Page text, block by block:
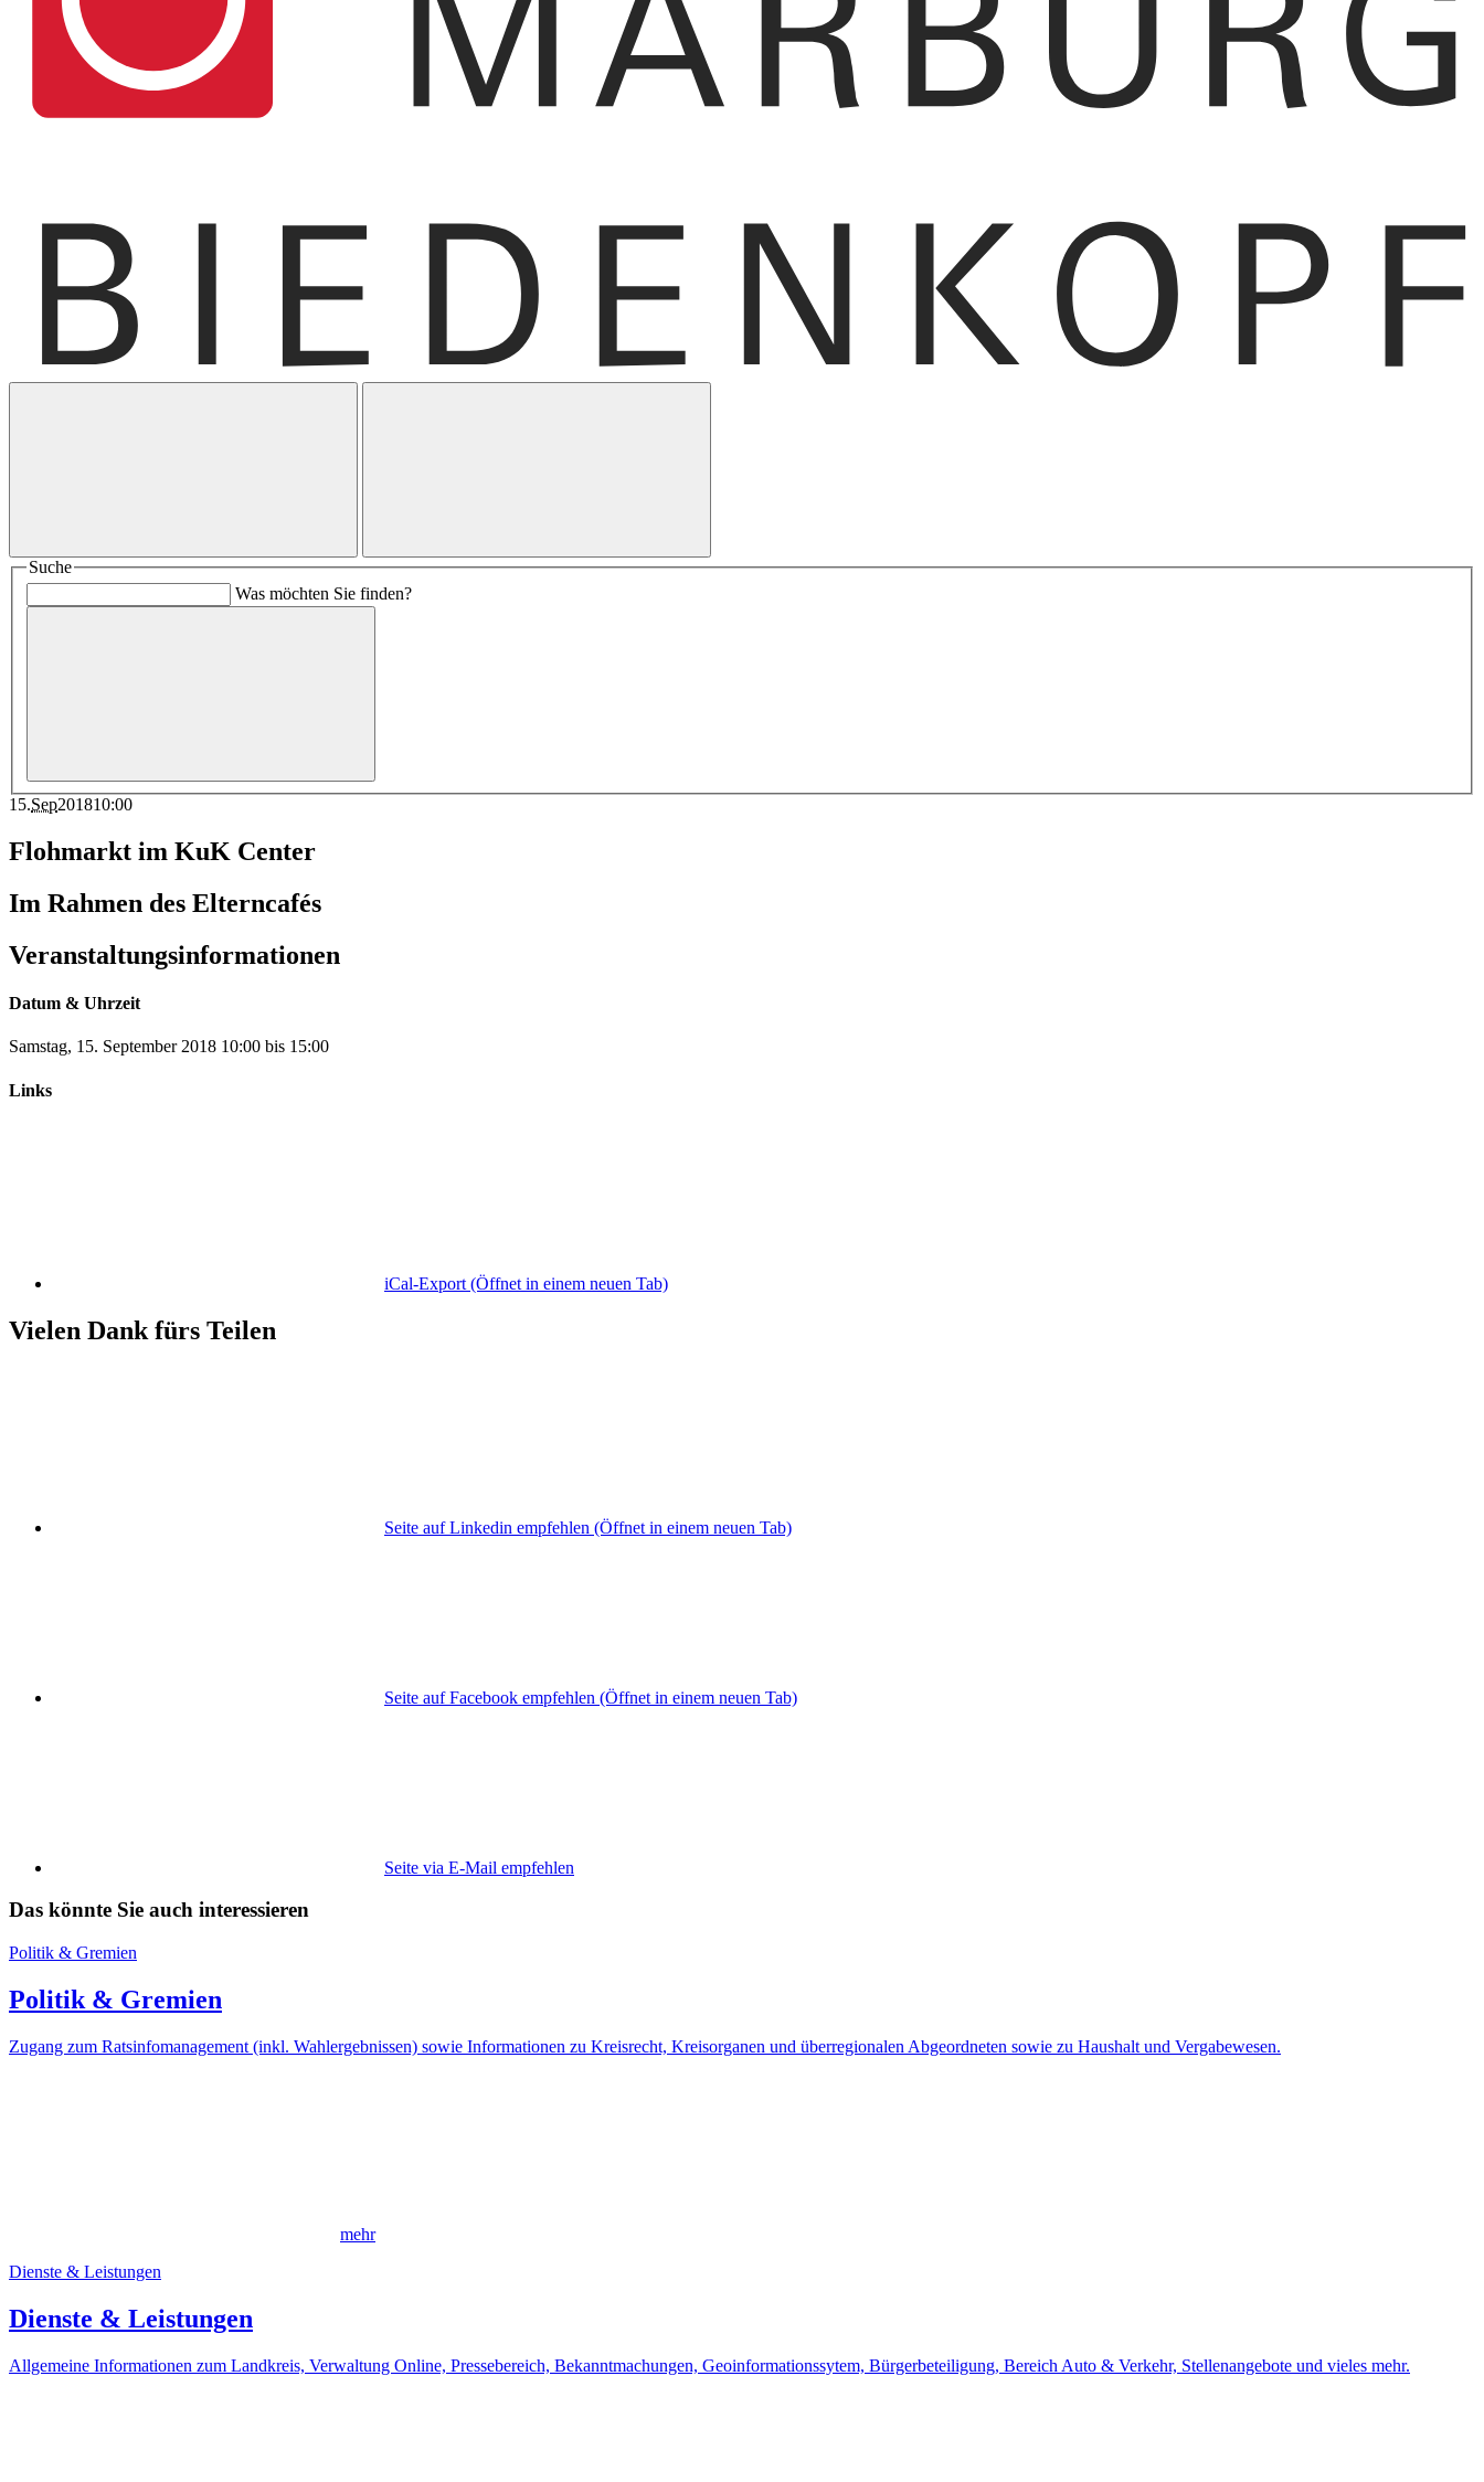
Suche
Was möchten Sie finden?
15.Sep201810:00
Flohmarkt im KuK Center
Im Rahmen des Elterncafés
Veranstaltungsinformationen
Datum & Uhrzeit
Samstag, 15. September 2018 10:00 bis 15:00
Links
iCal-Export (Öffnet in einem neuen Tab)
Vielen Dank fürs Teilen
Seite auf Linkedin empfehlen (Öffnet in einem neuen Tab)
Seite auf Facebook empfehlen (Öffnet in einem neuen Tab)
Seite via E-Mail empfehlen
Das könnte Sie auch interessieren
Politik & Gremien
Politik & Gremien
Zugang zum Ratsinfomanagement (inkl. Wahlergebnissen) sowie Informationen zu Kreisrecht, Kreisorganen und überregionalen Abgeordneten sowie zu Haushalt und Vergabewesen.
mehr
Dienste & Leistungen
Dienste & Leistungen
Allgemeine Informationen zum Landkreis, Verwaltung Online, Pressebereich, Bekanntmachungen, Geoinformationssytem, Bürgerbeteiligung, Bereich Auto & Verkehr, Stellenangebote und vieles mehr.